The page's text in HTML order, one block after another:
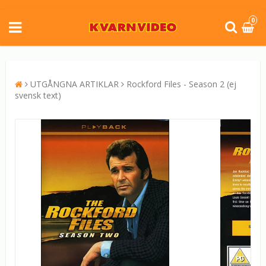
0
UTGÅNGNA ARTIKLAR
Rockford Files - Season 2 (ej
svensk text)